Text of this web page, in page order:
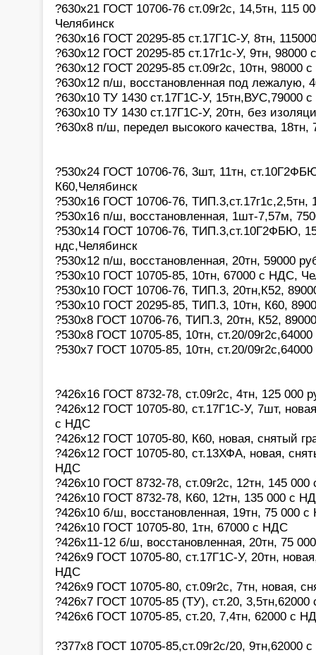
?630х21 ГОСТ 10706-76 ст.09г2с, 14,5тн, 115
Челябинск
?630х16 ГОСТ 20295-85 ст.17Г1С-У, 8тн,
?630х12 ГОСТ 20295-85 ст.17г1с-У, 9тн,
?630х12 ГОСТ 20295-85 ст.09г2с, 10тн, 98000
?630х12 п/ш, восстановленная под лежалую,
?630х10 ТУ 1430 ст.17Г1С-У, 15тн,ВУС,79000
?630х10 ТУ 1430 ст.17Г1С-У, 20тн, без
?630х8 п/ш, передел высокого качества,
?530х24 ГОСТ 10706-76, 3шт, 11тн,
К60,Челябинск
?530х16 ГОСТ 10706-76, ТИП.3,ст.17г1с,2,5тн,
?530х16 п/ш, восстановленная, 1шт-7,57м,
?530х14 ГОСТ 10706-76, ТИП.3,ст.10Г2ФБЮ,
ндс,Челябинск
?530х12 п/ш, восстановленная, 20тн, 59000
?530х10 ГОСТ 10705-85, 10тн, 67000 с НДС,
?530х10 ГОСТ 10706-76, ТИП.3, 20тн,К52,
?530х10 ГОСТ 20295-85, ТИП.3, 10тн, К60,
?530х8 ГОСТ 10706-76, ТИП.3, 20тн, К52,
?530х8 ГОСТ 10705-85, 10тн, ст.20/
?530х7 ГОСТ 10705-85, 10тн, ст.20/
?426х16 ГОСТ 8732-78, ст.09г2с, 4тн, 125 000
?426х12 ГОСТ 10705-80, ст.17Г1С-У, 7шт,
с НДС
?426х12 ГОСТ 10705-80, К60, новая, снятый
?426х12 ГОСТ 10705-80, ст.13ХФА, новая,
НДС
?426х10 ГОСТ 8732-78, ст.09г2с, 12тн, 145
?426х10 ГОСТ 8732-78, К60, 12тн, 135 000 с
?426х10 б/ш, восстановленная, 19тн, 75 000
?426х10 ГОСТ 10705-80, 1тн, 67000 с НДС
?426х11-12 б/ш, восстановленная, 20тн, 75
?426х9 ГОСТ 10705-80, ст.17Г1С-У, 20тн,
НДС
?426х9 ГОСТ 10705-80, ст.09г2с, 7тн, новая,
?426х7 ГОСТ 10705-85 (ТУ), ст.20,
?426х6 ГОСТ 10705-85, ст.20, 7,4тн, 62000 с
?377х8 ГОСТ 10705-85,ст.09г2с/20, 9тн,62000